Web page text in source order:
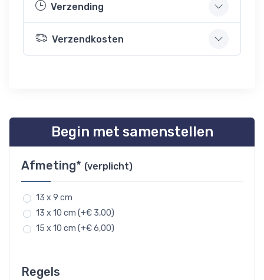
Verzending
Verzendkosten
Begin met samenstellen
Afmeting* (verplicht)
13 x 9 cm
13 x 10 cm (+€ 3,00)
15 x 10 cm (+€ 6,00)
Regels